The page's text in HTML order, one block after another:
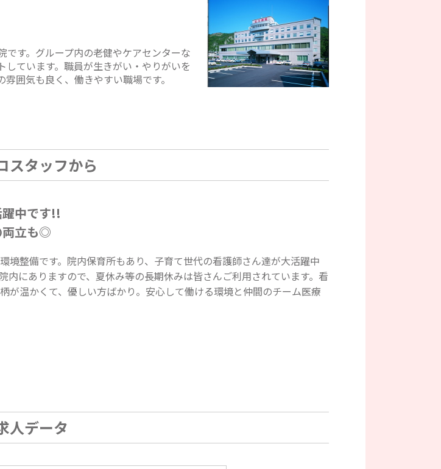
す。グループ内の老健やケアセンターな
ています。職員が生きがい・やりがいを
囲気も良く、働きやすい職場です。
スタッフから
躍中です!!
両立も◎
境整備です。院内保育所もあり、子育て世代の看護師さん達が大活躍中
内にありますので、夏休み等の長期休みは皆さんご利用されています。看
が温かくて、優しい方ばかり。安心して働ける環境と仲間のチーム医療
人データ